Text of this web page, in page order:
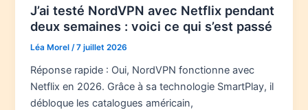
J’ai testé NordVPN avec Netflix pendant
deux semaines : voici ce qui s’est passé
Léa Morel/7 juillet 2026
Réponse rapide : Oui, NordVPN fonctionne avec
Netflix en 2026. Grâce à sa technologie SmartPlay, il
débloque les catalogues américain,